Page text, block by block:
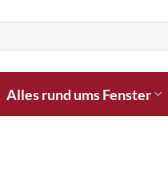
Alles rund ums Fenster